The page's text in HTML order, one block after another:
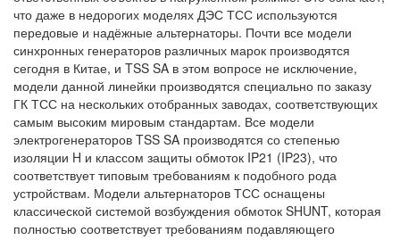
что даже в недорогих моделях ДЭС ТСС используются
передовые и надёжные альтернаторы. Почти все модели
синхронных генераторов различных марок производятся
сегодня в Китае, и TSS SA в этом вопросе не исключение,
модели данной линейки производятся специально по заказу
ГК ТСС на нескольких отобранных заводах, соответствующих
самым высоким мировым стандартам. Все модели
электрогенераторов TSS SA производятся со степенью
изоляции H и классом защиты обмоток IP21 (IP23), что
соответствует типовым требованиям к подобного рода
устройствам. Модели альтернаторов ТСС оснащены
классической системой возбуждения обмоток SHUNT, которая
полностью соответствует требованиям подавляющего